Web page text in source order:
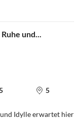
und...
5
Idylle erwartet hier